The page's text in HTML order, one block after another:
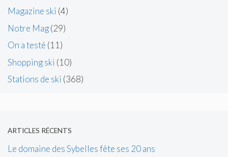
Magazine ski (4)
Notre Mag(29)
On a testé (11)
Shopping ski (10)
Stations de ski (368)
ARTICLES RÉCENTS
Le domaine des Sybelles fête ses 20 ans